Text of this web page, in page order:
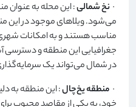
· نخ شمالی: این محله به عنوان
می‌شود. ویلاهای موجود در این
مناسب هستند و به امکانات
جغرافیایی این منطقه و دسترسی
در شمال می‌تواند یک
· منطقه یخ‌چال: این منطقه به